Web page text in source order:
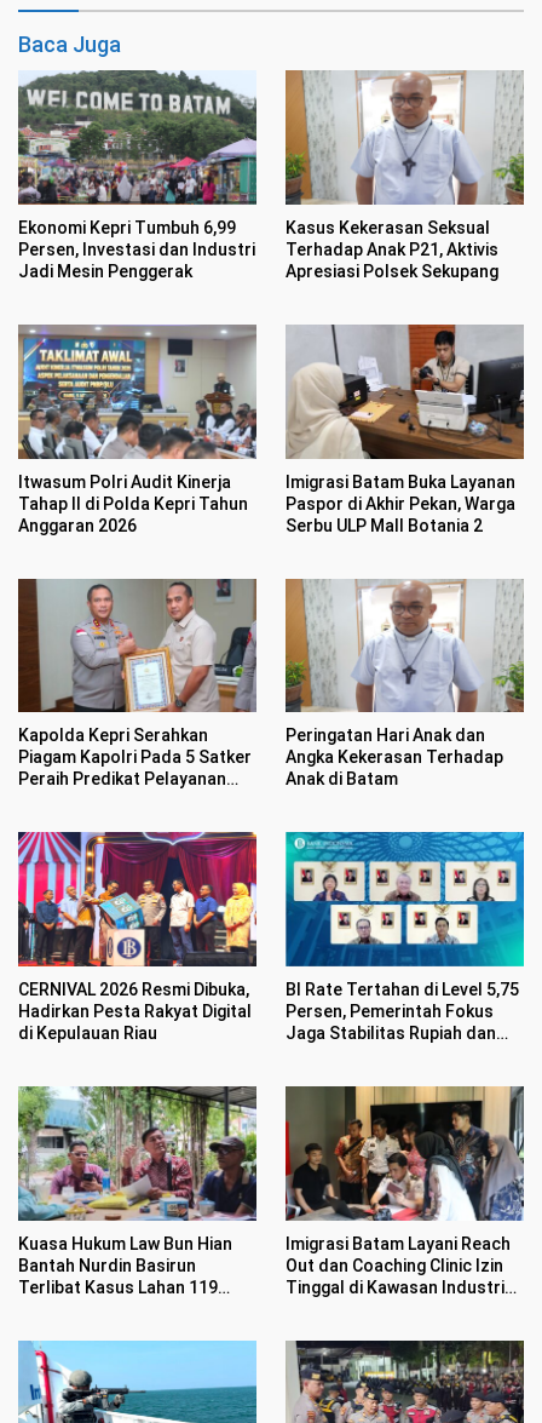
Baca Juga
Ekonomi Kepri Tumbuh 6,99
Persen, Investasi dan Industri
Jadi Mesin Penggerak
Kasus Kekerasan Seksual
Terhadap Anak P21, Aktivis
Apresiasi Polsek Sekupang
Itwasum Polri Audit Kinerja
Tahap II di Polda Kepri Tahun
Anggaran 2026
Imigrasi Batam Buka Layanan
Paspor di Akhir Pekan, Warga
Serbu ULP Mall Botania 2
Kapolda Kepri Serahkan
Piagam Kapolri Pada 5 Satker
Peraih Predikat Pelayanan
Peringatan Hari Anak dan
Angka Kekerasan Terhadap
Anak di Batam
CERNIVAL 2026 Resmi Dibuka,
Hadirkan Pesta Rakyat Digital
di Kepulauan Riau
BI Rate Tertahan di Level 5,75
Persen, Pemerintah Fokus
Jaga Stabilitas Rupiah dan
Kuasa Hukum Law Bun Hian
Bantah Nurdin Basirun
Terlibat Kasus Lahan 119
Imigrasi Batam Layani Reach
Out dan Coaching Clinic Izin
Tinggal di Kawasan Industri